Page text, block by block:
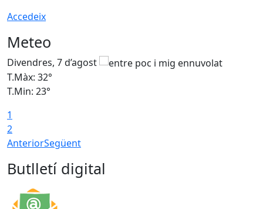
Accedeix
Meteo
Divendres, 7 d’agost
T.Màx: 32°
T.Min: 23°
1
2
AnteriorSegüent
Butlletí digital